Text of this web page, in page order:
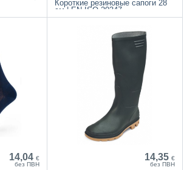
Короткие резиновые сапоги 28
см | EN ISO 20347
14,04 €
без ПВН
14,35 €
без ПВН